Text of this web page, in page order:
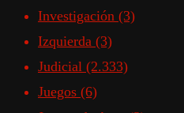
Investigación (3)
Izquierda (3)
Judicial (2.333)
Juegos (6)